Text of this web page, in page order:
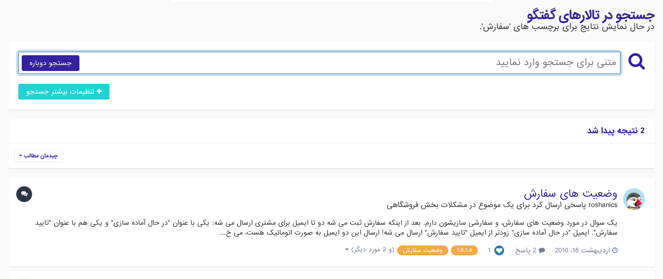
جستجو در تالارهای گفتگو
در حال نمایش نتایج برای برچسب های 'سفارش'.
جستجو دوباره
تنظیمات بیشتر جستجو
2 نتیجه پیدا شد
چیدمان مطالب
وضعیت های سفارش
roshanics پاسخی ارسال کرد برای یک موضوع در مشکلات بخش فروشگاهی
یک سوال در مورد وضعیت های سفارش، و سفارشی سازیشون دارم. بعد از اینکه سفارش ثبت می شه دو تا ایمیل برای مشتری ارسال می شه: یکی با عنوان "در حال آماده سازی" و یکی هم با عنوان "تایید
سفارش". ایمیل "در حال آماده سازی" زودتر از ایمیل "تایید سفارش" ارسال می شه! ارسال این دو ایمیل به صورت اتوماتیک هست، می خ...
اردیبهشت 18، 2016
1
1.6.1.4 وضعیت سفارش (و 2 مورد دیگر)